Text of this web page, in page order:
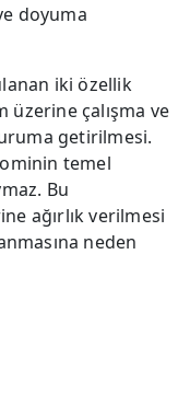
doyuma
iki özellik
üzerine çalışma ve
getirilmesi.
temel
Bu
ağırlık verilmesi
neden